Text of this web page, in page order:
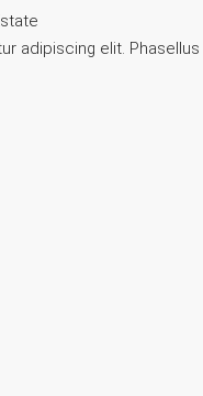
adipiscing elit. Phasellus